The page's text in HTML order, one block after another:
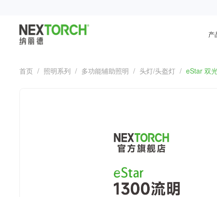
产
首页 / 照明系列 / 多功能辅助照明 / 头灯/头盔灯 / eStar 双